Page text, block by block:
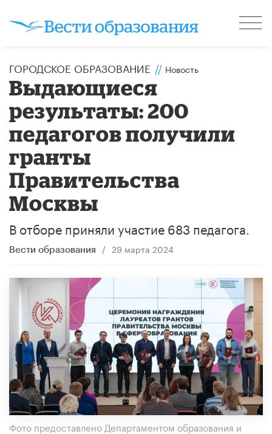
ГОРОДСКОЕ ОБРАЗОВАНИЕ // Новость
Выдающиеся
результаты: 200
педагогов получили
гранты
Правительства
Москвы
В отборе приняли участие 683 педагога.
Вести образования / 29 марта 2024
Фото предоставлено Департаментом образования и